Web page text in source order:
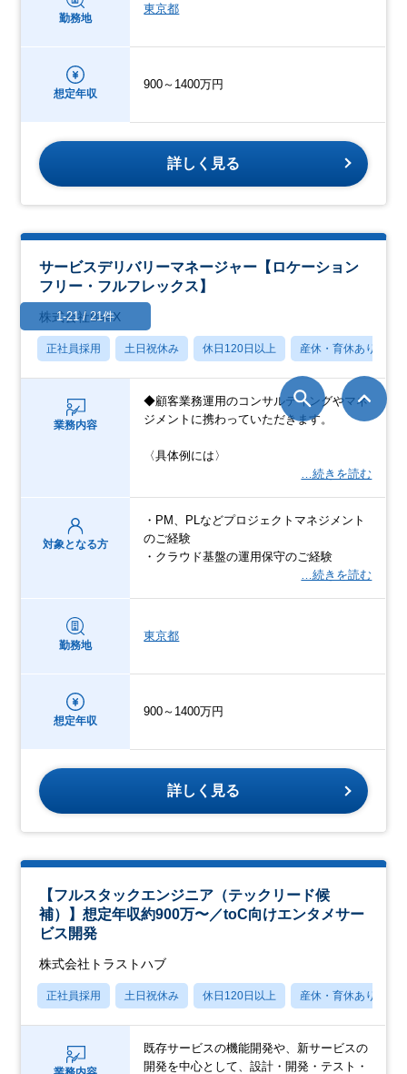
勤務地
東京都
想定年収
900～1400万円
詳しく見る
サービスデリバリーマネージャー【ロケーション
フリー・フルフレックス】
株式会社BeeX
正社員採用 土日祝休み 休日120日以上 産休・育休あり
業務内容
◆顧客業務運用のコンサルティングやマネ
ジメントに携わっていただきます。
〈具体例には〉
…続きを読む
対象となる方
・PM、PLなどプロジェクトマネジメント
のご経験
・クラウド基盤の運用保守のご経験
…続きを読む
勤務地
東京都
想定年収
900～1400万円
詳しく見る
【フルスタックエンジニア（テックリード候
補）】想定年収約900万〜／toC向けエンタメサー
ビス開発
株式会社トラストハブ
正社員採用 土日祝休み 休日120日以上 産休・育休あり
既存サービスの機能開発や、新サービスの
開発を中心として、設計・開発・テスト・
1-21 / 21件